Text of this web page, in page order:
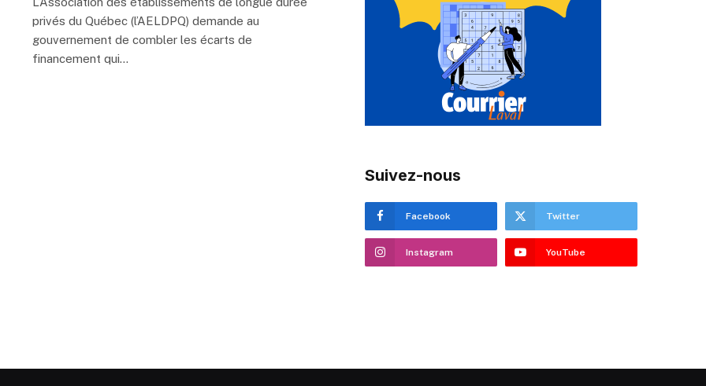
privés du Québec (l’AELDPQ) demande au
gouvernement de combler les écarts de
financement qui…
Suivez-nous
Facebook Twitter
Instagram YouTube